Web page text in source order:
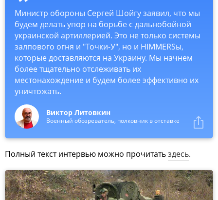
Министр обороны Сергей Шойгу заявил, что мы
будем делать упор на борьбе с дальнобойной
украинской артиллерией. Это не только системы
залпового огня и "Точки-У", но и HIMMERSы,
которые доставляются на Украину. Мы начнем
более тщательно отслеживать их
местонахождение и будем более эффективно их
уничтожать.
Виктор Литовкин
Военный обозреватель, полковник в отставке
Полный текст интервью можно прочитатьздесь.